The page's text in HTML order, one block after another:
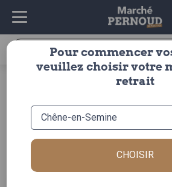
Recherche
Pour commencer
veuillez choisir votre
retrait
CHOISIR
> legumes
detail
Trier par :